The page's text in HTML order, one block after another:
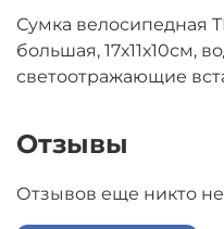
Сумка велосипедная
большая, 17х11х10см,
светоотражающие
Отзывы
Отзывов еще никто не